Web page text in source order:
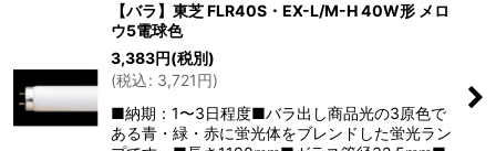
【バラ】東芝 FLR40S・EX-L/M-H 40W形 メロ
ウ5電球色
3,383円(税別)
(税込: 3,721円)
■納期：1〜3日程度■バラ出し商品光の3原色で
ある青・緑・赤に蛍光体をブレンドした蛍光ラン